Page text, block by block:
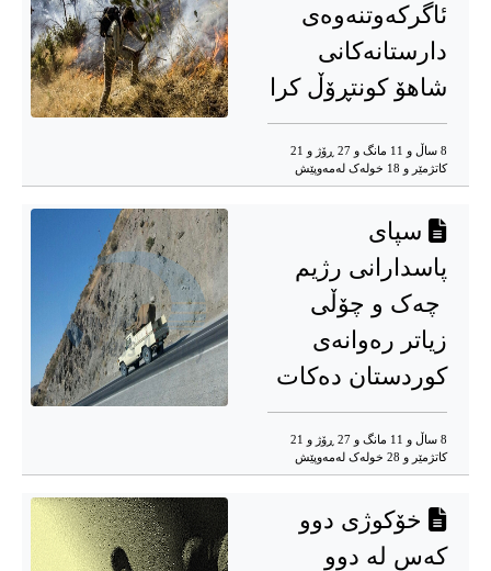
ئاگرکەوتنەوەی
دارستانەکانی
شاهۆ کونتڕۆڵ کرا
8 ساڵ و 11 مانگ و 27 ڕۆژ و 21
کاتژمێر و 18 خوله‌ک له‌مه‌وپێش‌
سپای
پاسدارانی رژیم
چەک و چۆڵی
زیاتر رەوانەی
کوردستان دەکات
8 ساڵ و 11 مانگ و 27 ڕۆژ و 21
کاتژمێر و 28 خوله‌ک له‌مه‌وپێش‌
خۆکوژی دوو
کەس لە دوو